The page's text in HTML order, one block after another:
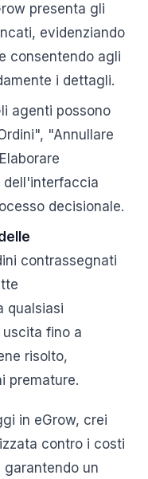
presenta gli
evidenziando
consentendo agli
i dettagli.
agenti possono
"Annullare
dell'interfaccia
decisionale.
contrassegnati
qualsiasi
fino a
risolto,
premature.
in eGrow, crei
contro i costi
un